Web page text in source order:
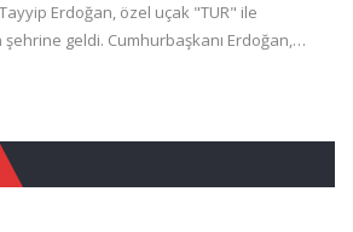
Erdoğan, özel uçak "TUR" ile
geldi. Cumhurbaşkanı Erdoğan,…